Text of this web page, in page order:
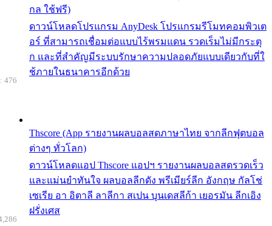
กล ใช้ฟรี)
ดาวน์โหลดโปรแกรม AnyDesk โปรแกรมรีโมทคอมพิวเต
อร์ ที่สามารถเชื่อมต่อแบบไร้พรมแดน รวดเร็มไม่มีกระตุ
ก และที่สำคัญมีระบบรักษาความปลอดภัยแบบเดียวกับที่ใ
ช้ภายในธนาคารอีกด้วย
Thscore (App รายงานผลบอลสดภาษาไทย จากลีกฟุตบอล
ต่างๆ ทั่วโลก)
ดาวน์โหลดแอป Thscore แอปฯ รายงานผลบอลสดรวดเร็ว
และแม่นยำทันใจ ผลบอลลีกดัง พรีเมียร์ลีก อังกฤษ กัลโช่
เซเรีย อา อิตาลี ลาลีกา สเปน บุนเดสลีก้า เยอรมัน ลีกเอิง
ฝรั่งเศส
476